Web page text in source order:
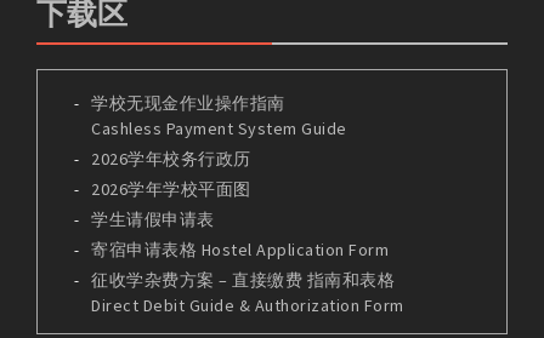
下载区
学校无现金作业操作指南
Cashless Payment System Guide
2026学年校务行政历
2026学年学校平面图
学生请假申请表
寄宿申请表格 Hostel Application Form
征收学杂费方案 – 直接缴费 指南和表格
Direct Debit Guide & Authorization Form